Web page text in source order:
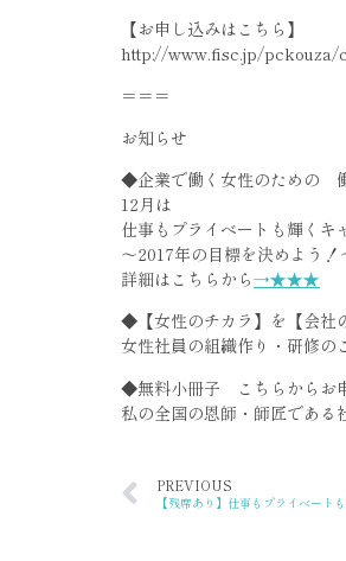
【お申し込みはこちら】
http://www.fisc.jp/pckouza/
＝＝＝
お知らせ
◆企業で働く女性のための
12月は
仕事もプライベートも輝くキ
〜2017年の目標を決めよう！
詳細はこちらから→★★★
◆【女性のチカラ】を【会社
女性社員の組織作り・研修の
◆無料小冊子 こちらからお
私の全国の恩師・師匠である
PREVIOUS